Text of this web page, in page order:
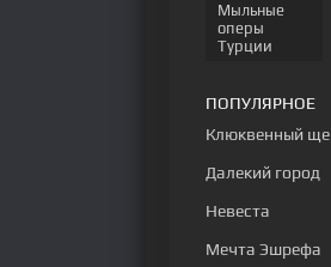
Мыльные
оперы
Турции
ПОПУЛЯРНОЕ
Клюквенный
Далекий город
Невеста
Мечта Эшрефа